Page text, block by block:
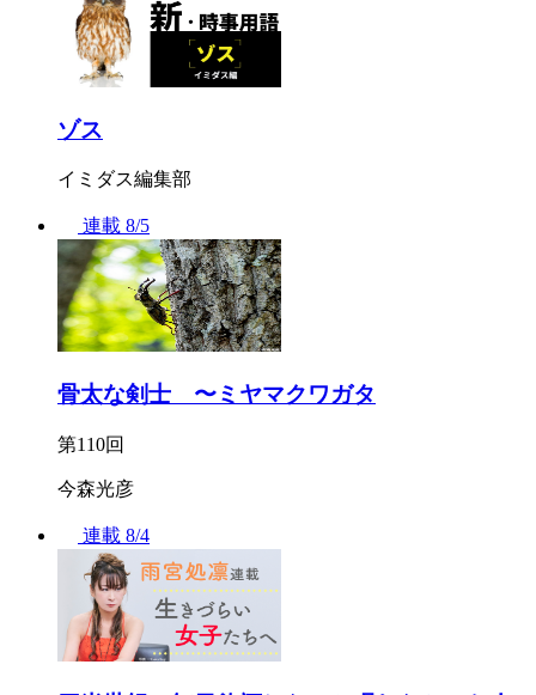
ゾス
イミダス編集部
連載 8/5
骨太な剣士 〜ミヤマクワガタ
第110回
今森光彦
連載 8/4